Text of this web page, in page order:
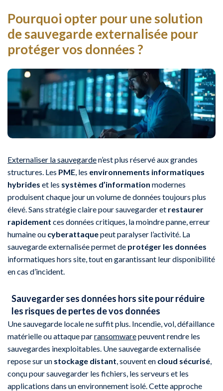
Pourquoi opter pour une solution
de sauvegarde externalisée pour
protéger vos données ?
Externaliser la sauvegarden’est plus réservé aux grandes
structures. Les PME , les environnements informatiques
hybrides et les systèmes d’information modernes
produisent chaque jour un volume de données toujours plus
élevé. Sans stratégie claire pour sauvegarder et restaurer
rapidement ces données critiques, la moindre panne, erreur
humaine ou cyberattaquepeut paralyser l’activité. La
sauvegarde externalisée permet de protéger les données
informatiques hors site, tout en garantissant leur disponibilité
en cas d’incident.
Sauvegarder ses données hors site pour réduire
les risques de pertes de vos données
Une sauvegarde locale ne suffit plus. Incendie, vol, défaillance
matérielle ou attaque parransomwarepeuvent rendre les
sauvegardes inexploitables. Une sauvegarde externalisée
repose sur un stockage distant , souvent en cloud sécurisé
conçu pour sauvegarder les fichiers, les serveurs et les
applications dans un environnement isolé. Cette approche